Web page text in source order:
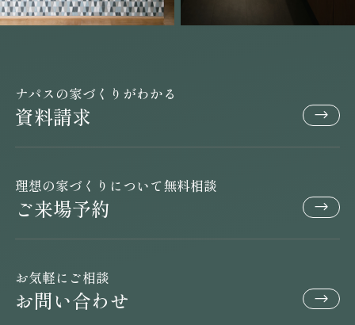
ナパスの家づくりがわかる
資料請求
理想の家づくりについて無料相談
ご来場予約
お気軽にご相談
お問い合わせ